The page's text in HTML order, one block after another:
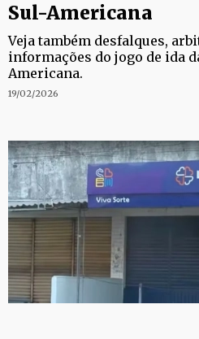
Sul-Americana
Veja também desfalques,
informações do jogo de ida
Americana.
19/02/2026